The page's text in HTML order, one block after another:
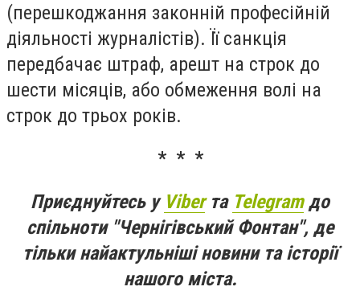
(перешкоджання законній професійній
діяльності журналістів). Її санкція
передбачає штраф, арешт на строк до
шести місяців, або обмеження волі на
строк до трьох років.
* * *
Приєднуйтесь у Viberта Telegramдо
спільноти "Чернігівський Фонтан", де
тільки найактульніші новини та історії
нашого міста.